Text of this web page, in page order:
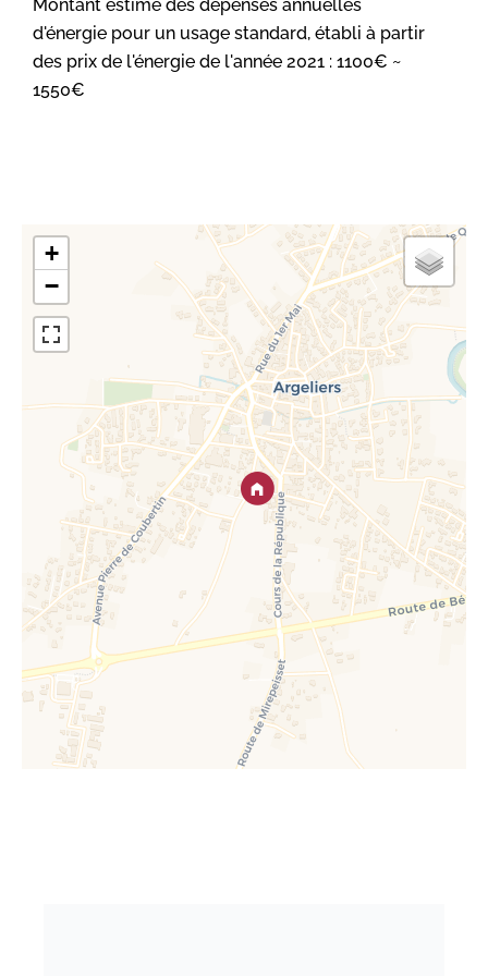
Montant estimé des dépenses annuelles
d'énergie pour un usage standard, établi à partir
des prix de l'énergie de l'année 2021 : 1100€ ~
1550€
+
−